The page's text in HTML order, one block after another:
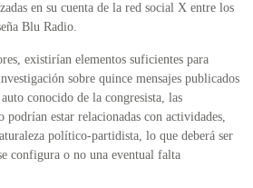
en su cuenta de la red social X entre los
Blu Radio.
existirían elementos suficientes para
sobre quince mensajes publicados
conocido de la congresista, las
estar relacionadas con actividades,
político-partidista, lo que deberá ser
configura o no una eventual falta